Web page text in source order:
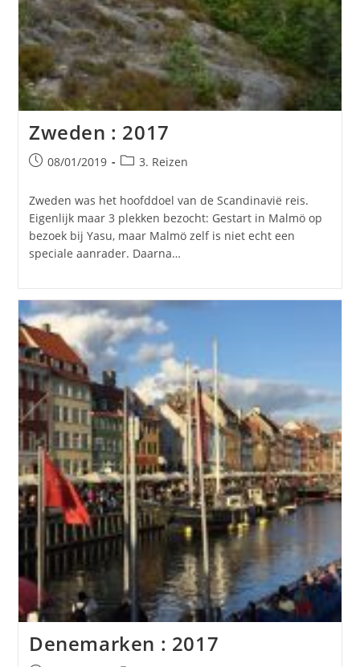
Zweden : 2017
Bericht
op:
08/01/2019 Berichtcategorie:
3. Reizen
Zweden was het hoofddoel van de Scandinavië reis.
Eigenlijk maar 3 plekken bezocht: Gestart in Malmö op
bezoek bij Yasu, maar Malmö zelf is niet echt een
speciale aanrader. Daarna…
Denemarken : 2017